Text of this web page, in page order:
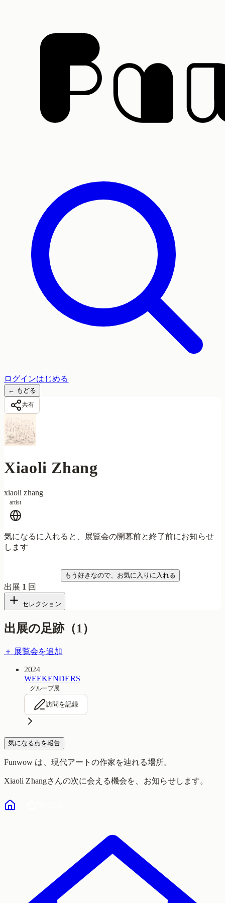
ログインはじめる
← もどる
共有
Xiaoli Zhang
xiaoli zhang
artist
気になるに入れると、展覧会の開幕前と終了前にお知らせ
します
もう好きなので、お気に入りに入れる
出展 1 回
セレクション
出展の足跡（1）
＋ 展覧会を追加
2024
WEEKENDERS
グループ展
訪問を記録
気になる点を報告
Funwow は、現代アートの作家を辿れる場所。
Xiaoli Zhangさんの次に会える機会を、お知らせします。